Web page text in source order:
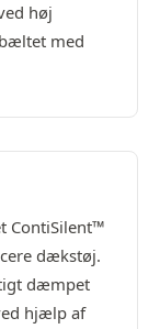
høj
med
ContiSilent™
dækstøj.
dæmpet
hjælp af